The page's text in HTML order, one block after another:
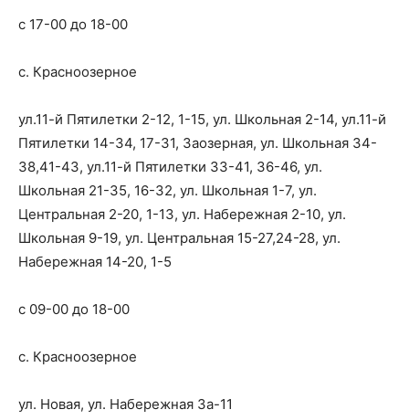
с 17-00 до 18-00
с. Красноозерное
ул.11-й Пятилетки 2-12, 1-15, ул. Школьная 2-14, ул.11-й
Пятилетки 14-34, 17-31, Заозерная, ул. Школьная 34-
38,41-43, ул.11-й Пятилетки 33-41, 36-46, ул.
Школьная 21-35, 16-32, ул. Школьная 1-7, ул.
Центральная 2-20, 1-13, ул. Набережная 2-10, ул.
Школьная 9-19, ул. Центральная 15-27,24-28, ул.
Набережная 14-20, 1-5
с 09-00 до 18-00
с. Красноозерное
ул. Новая, ул. Набережная 3а-11